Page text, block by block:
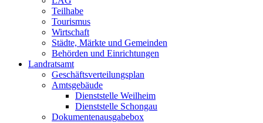
Teilhabe
Tourismus
Wirtschaft
Städte, Märkte und Gemeinden
Behörden und Einrichtungen
Landratsamt
Geschäftsverteilungsplan
Amtsgebäude
Dienststelle Weilheim
Dienststelle Schongau
Dokumentenausgabebox